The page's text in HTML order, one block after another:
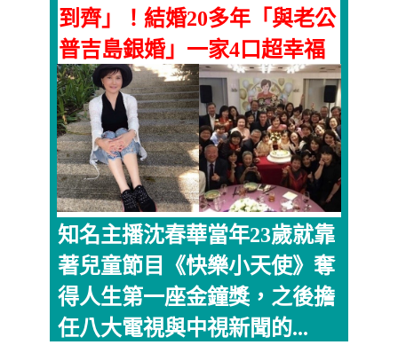
到齊」！結婚20多年「與老公
普吉島銀婚」一家4口超幸福
知名主播沈春華當年23歲就靠
著兒童節目《快樂小天使》奪
得人生第一座金鐘獎，之後擔
任八大電視與中視新聞的...